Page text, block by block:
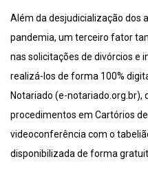
Além da desjudicialização dos
pandemia, um terceiro fator
nas solicitações de divórcios e
realizá-los de forma 100%
Notariado (e-notariado.org.br),
procedimentos em Cartórios
videoconferência com o
disponibilizada de forma